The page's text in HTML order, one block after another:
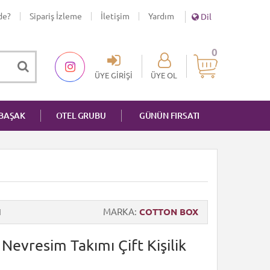
Sipariş İzleme İletişim Yardım Dil
0
ÜYE GIRIŞI ÜYE OL
OTEL GRUBU GÜNÜN FIRSATI
MARKA COTTON BOX
Takımı Çift Kişilik